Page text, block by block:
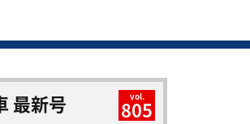
最新号 vol.
805